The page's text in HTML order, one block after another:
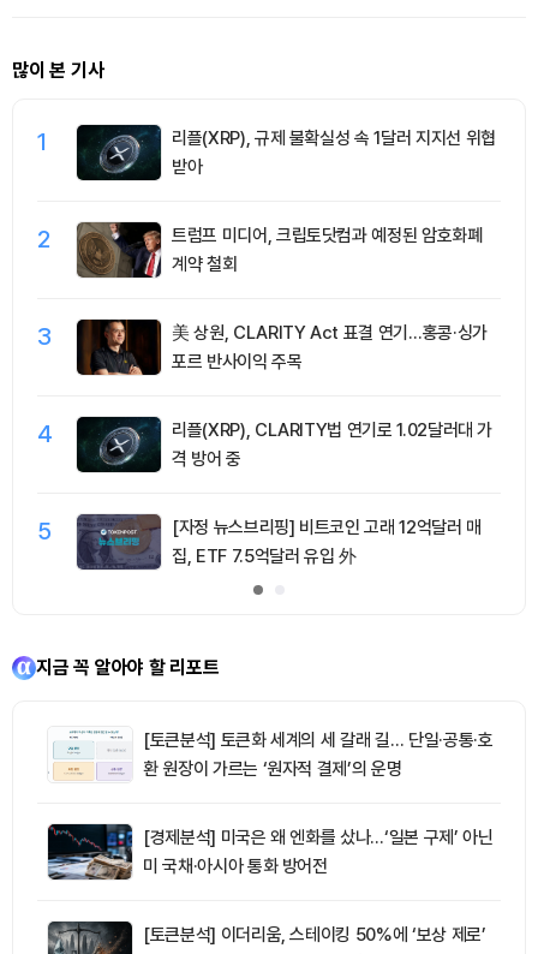
많이 본 기사
1
리플(XRP), 규제 불확실성 속 1달러 지지선 위협
받아
2
트럼프 미디어, 크립토닷컴과 예정된 암호화폐
계약 철회
3
美 상원, CLARITY Act 표결 연기…홍콩·싱가
포르 반사이익 주목
4
리플(XRP), CLARITY법 연기로 1.02달러대 가
격 방어 중
5
[자정 뉴스브리핑] 비트코인 고래 12억달러 매
집, ETF 7.5억달러 유입 外
지금 꼭 알아야 할 리포트
[토큰분석] 토큰화 세계의 세 갈래 길… 단일·공통·호
환 원장이 가르는 ‘원자적 결제’의 운명
[경제분석] 미국은 왜 엔화를 샀나…‘일본 구제’ 아닌
미 국채·아시아 통화 방어전
[토큰분석] 이더리움, 스테이킹 50%에 ‘보상 제로’